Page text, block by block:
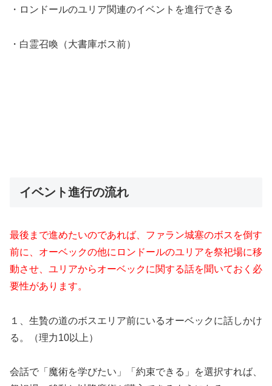
・ロンドールのユリア関連のイベントを進行できる
・白霊召喚（大書庫ボス前）
イベント進行の流れ
最後まで進めたいのであれば、ファラン城塞のボスを倒す
前に、オーベックの他にロンドールのユリアを祭祀場に移
動させ、ユリアからオーベックに関する話を聞いておく必
要性があります。
１、生贄の道のボスエリア前にいるオーベックに話しかけ
る。（理力10以上）
会話で「魔術を学びたい」「約束できる」を選択すれば、